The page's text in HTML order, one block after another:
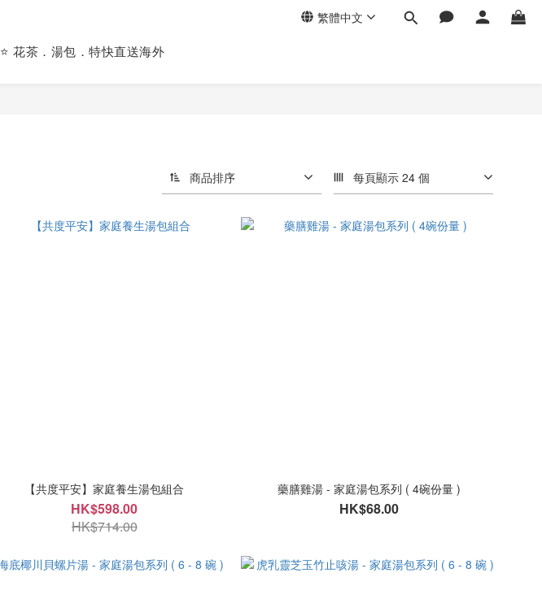
繁體中文
⭐️ 花茶．湯包．特快直送海外
商品排序 每頁顯示 24 個
【共度平安】家庭養生湯包組合
HK$598.00
HK$714.00
藥膳雞湯 - 家庭湯包系列 ( 4碗份量 )
HK$68.00